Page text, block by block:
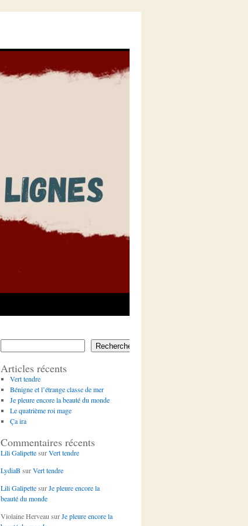
Rechercher
Articles récents
Vert tendre
Bénigne et l’étrange classe de mer
Je pleure encore la beauté du monde
Le quatrième roi mage
Ça ira
Commentaires récents
Lili GalipettesurVert tendre
LydiaB surVert tendre
Lili GalipettesurJe pleure encore la
beauté du monde
Violaine Herveau surJe pleure encore la